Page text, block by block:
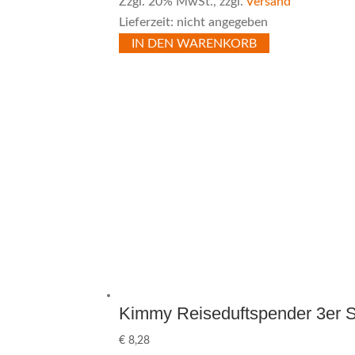
Lieferzeit: nicht angegeben
IN DEN WARENKORB
Kimmy Reiseduftspender 3er
€ 8,28